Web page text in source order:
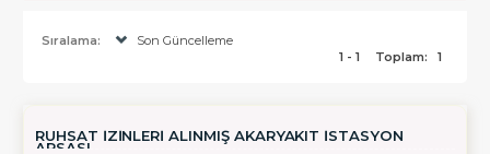
Sıralama:
Son Güncelleme
1 - 1
Toplam: 1
RUHSAT İZİNLERİ ALINMIŞ AKARYAKIT İSTASYON
ARSASI